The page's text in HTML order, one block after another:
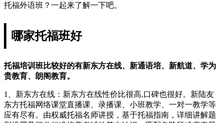
托福外语班？一起来了解一下吧。
哪家托福班好
托福培训班比较好的有新东方在线、新通语培、新航道、学为
贵教育、朗阁教育。
1、新东方在线：新东方在线性价比很高,口碑也很好。新陆友
东方托福网络课堂直播课、录播课、小班教学、一对一教学等
应有尽有。由权威托福名师讲授，基于托福指南，详细讲解题